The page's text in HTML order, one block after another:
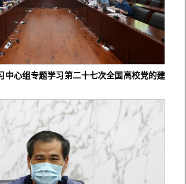
中心组专题学习第二十七次全国高校党的建